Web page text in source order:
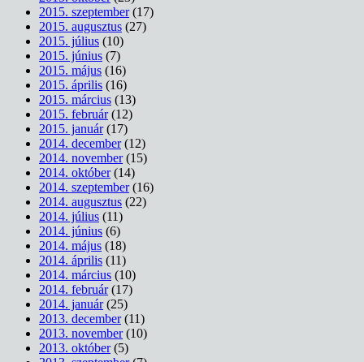
2015. szeptember(17)
2015. augusztus (27)
2015. július (10)
2015. június (7)
2015. május (16)
2015. április (16)
2015. március (13)
2015. február(12)
2015. január(17)
2014. december(12)
2014. november(15)
2014. október(14)
2014. szeptember(16)
2014. augusztus (22)
2014. július (11)
2014. június (6)
2014. május (18)
2014. április (11)
2014. március (10)
2014. február(17)
2014. január(25)
2013. december(11)
2013. november(10)
2013. október(5)